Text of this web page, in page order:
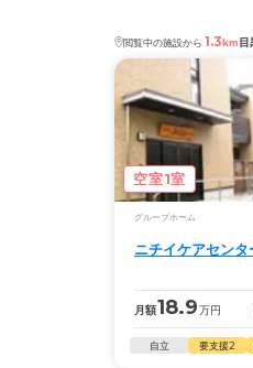
入居相談：
0120-579-721
受付時間：10：00～19
・全国10000件の介護施
幅広い選択肢の中から
ことができます。
・こだわりの条件や医療
「夫婦入居可」の施設、
医療・看護体制から施設
ケアスル 介護では詳細な
す。詳しくはこちら。
◎ケアスル 介護の3つの特
・経験豊富な入居相談員
受付時間：10：00～19
・全国10000件の介護施
幅広い選択肢の中から、
ことができます。
東急バス大岡山行き バス
向徒歩2分
閲覧中の施設から 1.3km
空室1室
グループホーム
ニチイケアセン
月額18.9万円
自立 要支援2